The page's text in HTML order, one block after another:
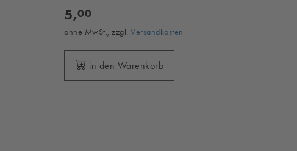
5,00
ohne MwSt., zzgl.Versandkosten
in den Warenkorb